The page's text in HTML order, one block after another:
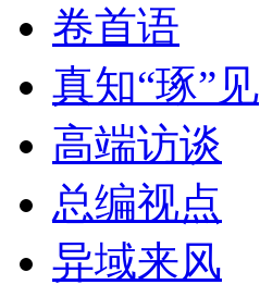
卷首语
真知“琢”见
高端访谈
总编视点
异域来风